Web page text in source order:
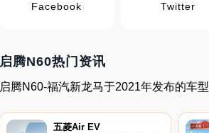
Facebook Twitter
启腾N60热门资讯
启腾N60-福汽新龙马于2021年发布的车型
五菱Air EV